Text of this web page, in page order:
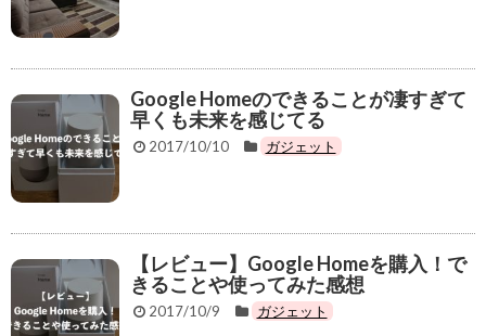
Google Homeのできることが凄すぎて
早くも未来を感じてる
2017/10/10 ガジェット
【レビュー】Google Homeを購入！で
きることや使ってみた感想
2017/10/9 ガジェット